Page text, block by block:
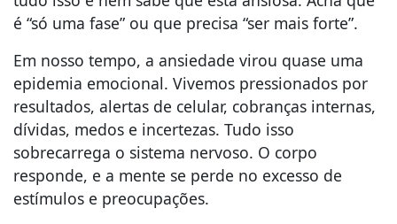
é “só uma fase” ou que precisa “ser mais forte”.
Em nosso tempo, a ansiedade virou quase uma
epidemia emocional. Vivemos pressionados por
resultados, alertas de celular, cobranças internas,
dívidas, medos e incertezas. Tudo isso
sobrecarrega o sistema nervoso. O corpo
responde, e a mente se perde no excesso de
estímulos e preocupações.